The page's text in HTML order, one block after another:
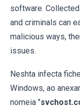
software.
and criminals can
malicious ways,
issues.
Neshta infecta
Windows, ao
nomeia "